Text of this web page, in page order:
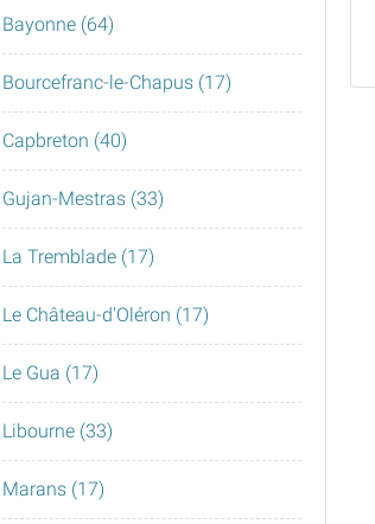
Bayonne (64)
Bourcefranc-le-Chapus (17)
Capbreton (40)
Gujan-Mestras (33)
La Tremblade (17)
Le Château-d'Oléron (17)
Le Gua (17)
Libourne (33)
Marans (17)